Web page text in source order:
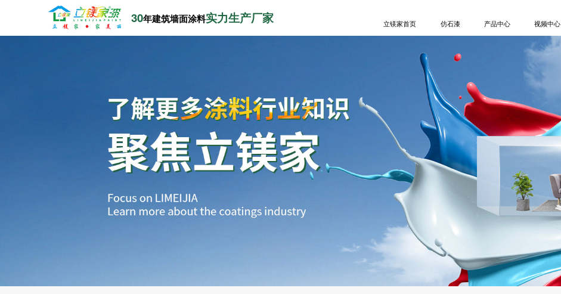
30年建筑墙面涂料实力生产厂家 立镁家首页 仿石漆 产品中心 视频中心